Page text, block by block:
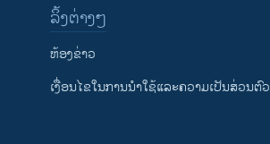
ຕິດຕາມພວກເຮົາ ທີ່
​ລິ້ງ​ຕ່າງໆ
​ຫ້ອງ​ຂ່າວ
​ເງື່ອນ​ໄຂ​ໃນ​ການ​ນຳ​ໃຊ້​ແລະຄວາມ​ເປັນ​ສ່​ວນ​ຕົວ